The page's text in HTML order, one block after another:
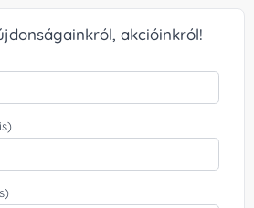
akcióinkról!